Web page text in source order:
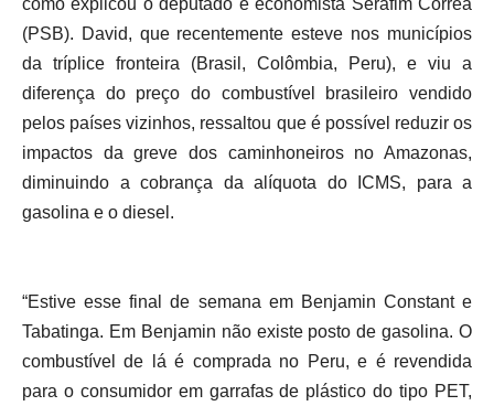
(PSB). David, que recentemente esteve nos municípios
da tríplice fronteira (Brasil, Colômbia, Peru), e viu a
diferença do preço do combustível brasileiro vendido
pelos países vizinhos, ressaltou que é possível reduzir os
impactos da greve dos caminhoneiros no Amazonas,
diminuindo a cobrança da alíquota do ICMS, para a
gasolina e o diesel.
“Estive esse final de semana em Benjamin Constant e
Tabatinga. Em Benjamin não existe posto de gasolina. O
combustível de lá é comprada no Peru, e é revendida
para o consumidor em garrafas de plástico do tipo PET,